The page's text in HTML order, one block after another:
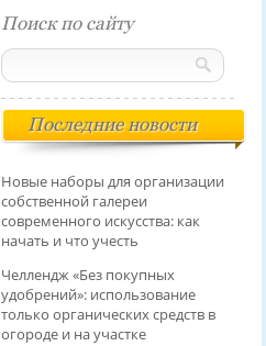
Поиск по сайту
Последние новости
Новые наборы для организации
собственной галереи
современного искусства: как
начать и что учесть
Челлендж «Без покупных
удобрений»: использование
только органических средств в
огороде и на участке